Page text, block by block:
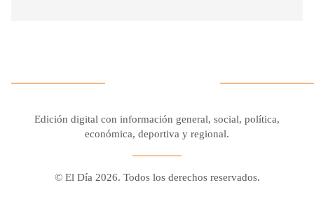
Edición digital con información general, social, política,
económica, deportiva y regional.
© El Día 2026. Todos los derechos reservados.